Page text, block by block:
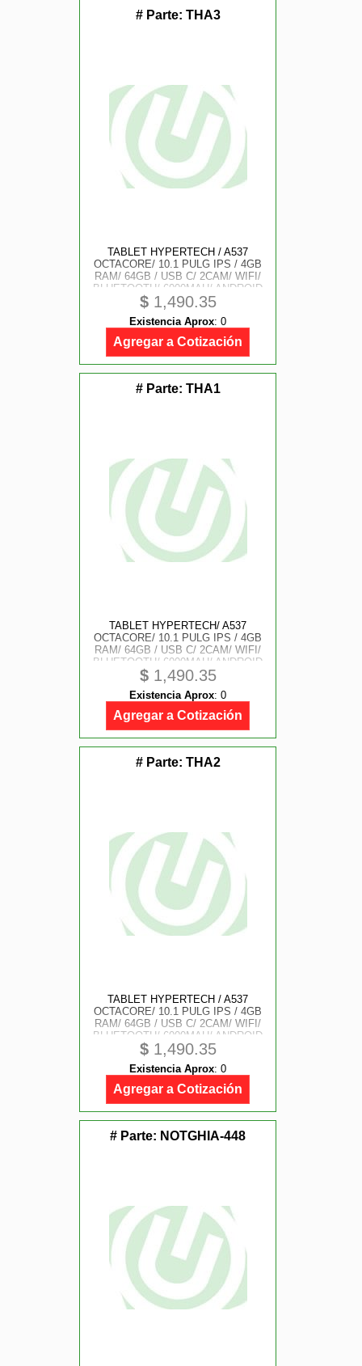
# Parte: THA3
TABLET HYPERTECH / A537
OCTACORE/ 10.1 PULG IPS / 4GB
RAM/ 64GB / USB C/ 2CAM/ WIFI/
BLUETOOTH/ 6000MAH/ ANDROID
15 / ANIME WARTHOG
$1,490.35
Existencia Aprox: 0
Agregar a Cotización
# Parte: THA1
TABLET HYPERTECH/ A537
OCTACORE/ 10.1 PULG IPS / 4GB
RAM/ 64GB / USB C/ 2CAM/ WIFI/
BLUETOOTH/ 6000MAH/ ANDROID
15 / ANIME BLACK KATANA
$1,490.35
Existencia Aprox: 0
Agregar a Cotización
# Parte: THA2
TABLET HYPERTECH / A537
OCTACORE/ 10.1 PULG IPS / 4GB
RAM/ 64GB / USB C/ 2CAM/ WIFI/
BLUETOOTH/ 6000MAH/ ANDROID
15 / ANIME PINK DEMON
$1,490.35
Existencia Aprox: 0
Agregar a Cotización
# Parte: NOTGHIA-448